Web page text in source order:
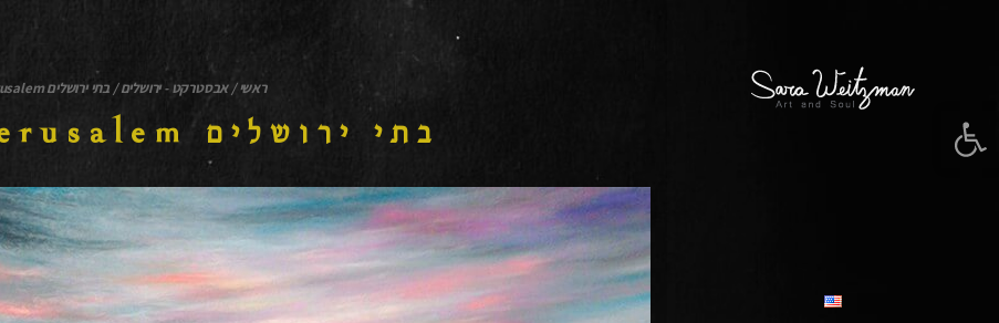
פתח סרגל נגישות
ראשי / אבסטרקט - ירושלים / בתי ירושלים Houses Of Jerusalem
בתי ירושלים Houses of Jerusalem